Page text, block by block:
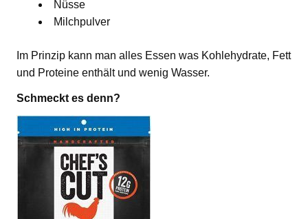
Nüsse
Milchpulver
Im Prinzip kann man alles Essen was Kohlehydrate, Fett
und Proteine enthält und wenig Wasser.
Schmeckt es denn?